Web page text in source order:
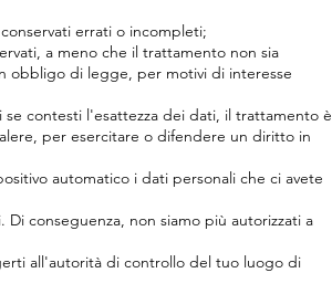
errati o incompleti;
a meno che il trattamento non sia
obbligo di legge, per motivi di interesse
contesti l'esattezza dei dati, il trattamento è
per esercitare o difendere un diritto in
automatico i dati personali che ci avete
conseguenza, non siamo più autorizzati a
all'autorità di controllo del tuo luogo di